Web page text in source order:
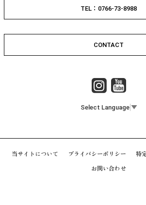
TEL：0766-73-8988
CONTACT
Select Language ▼
当サイトについて プライバシーポリシー 特
お問い合わせ